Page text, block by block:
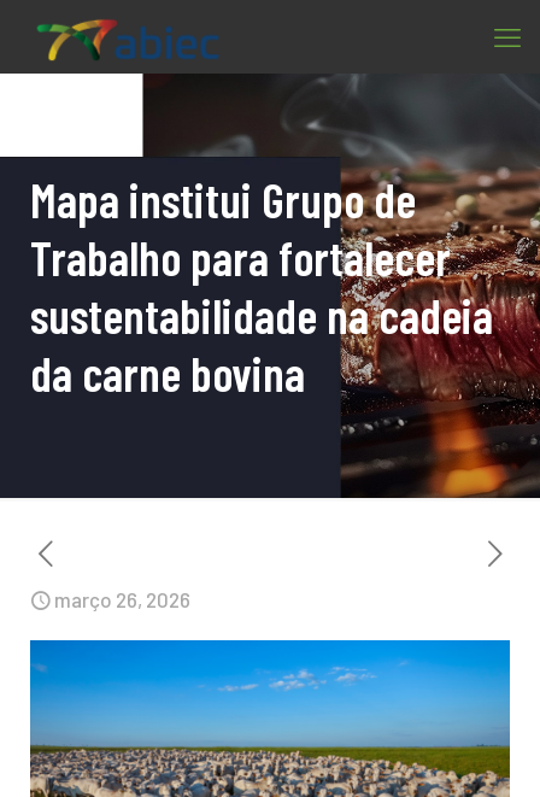
Mapa institui Grupo de
Trabalho para fortalecer
sustentabilidade na cadeia
da carne bovina
março 26, 2026